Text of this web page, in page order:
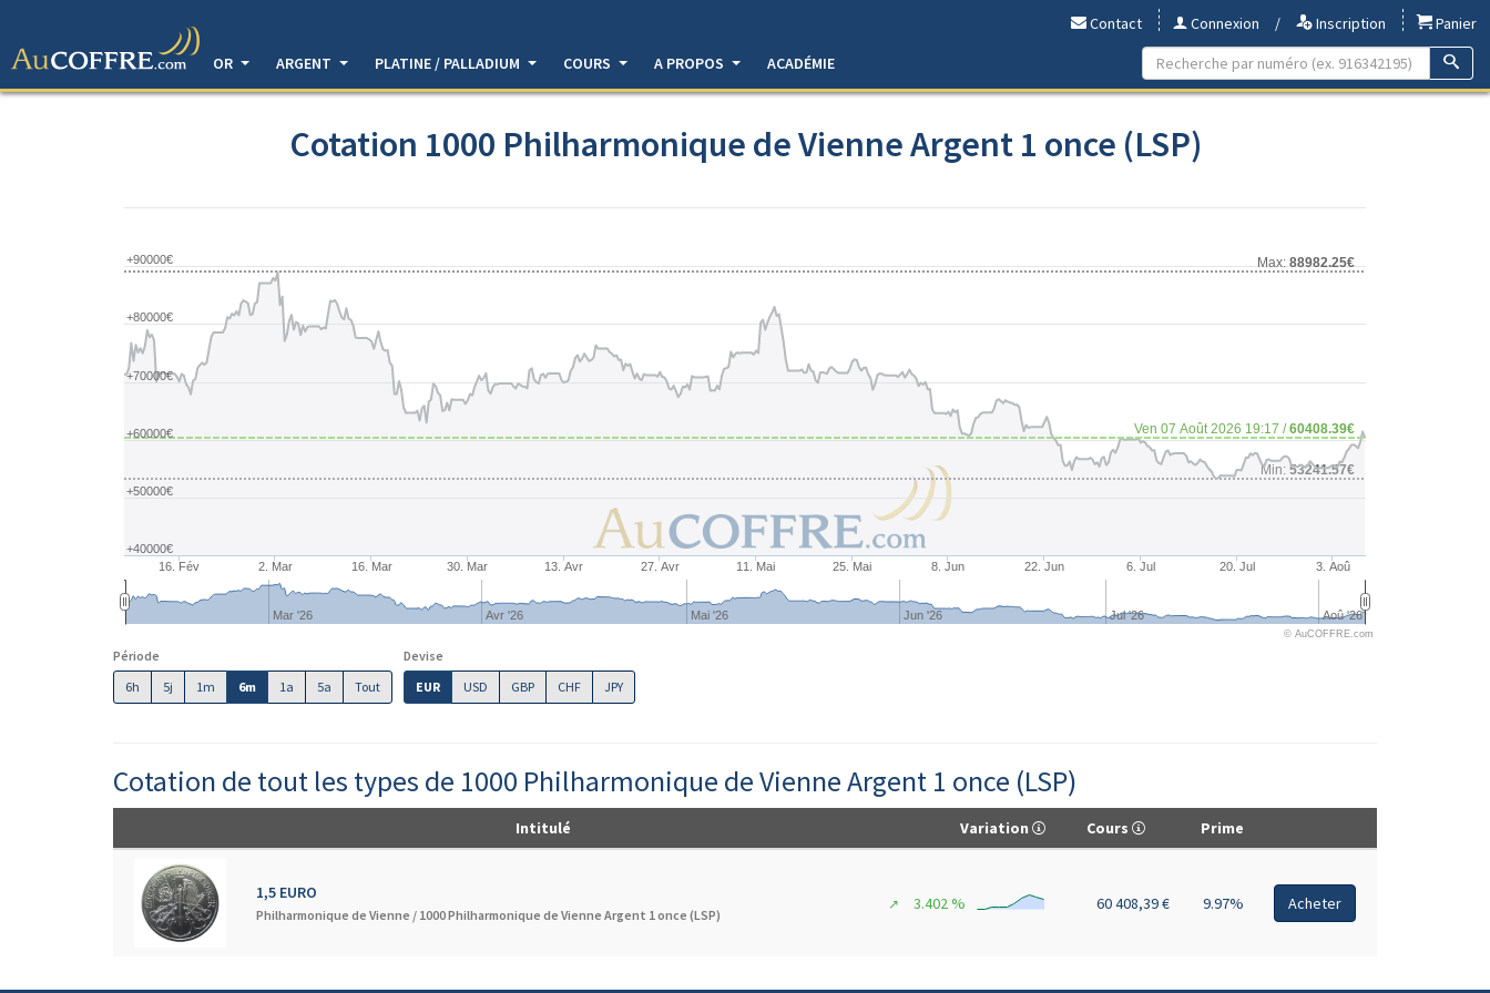
Contact Connexion / Inscription
Panier
OR
ARGENT PLATINE / PALLADIUM COURS A PROPOS ACADÉMIE
Cotation 1000 Philharmonique de Vienne Argent 1 once (LSP)
Min: 53241.57€
Max: 88982.25€
Ven 07 Août 2026 19:17 /60408.39€
16. Fév 2. Mar 16. Mar 30. Mar 13. Avr 27. Avr 11. Mai 25. Mai 8. Jun 22. Jun 6. Jul 20. Jul 3. Aoû
Mar '26 Avr '26 Mai '26 Jun '26 Jul '26 Aoû '26
+40000€
+50000€
+60000€
+70000€
+80000€
+90000€
© AuCOFFRE.com
Période
6h
5j 1m 6m 1a 5a Tout
Devise
EUR
USD GBP CHF JPY
Cotation de tout les types de 1000 Philharmonique de Vienne Argent 1 once (LSP)
Intitulé Variation Cours Prime
1,5 EURO
Philharmonique de Vienne / 1000 Philharmonique de Vienne Argent 1 once (LSP)
↗ 3.402 % 60 408,39 € 9.97% Acheter